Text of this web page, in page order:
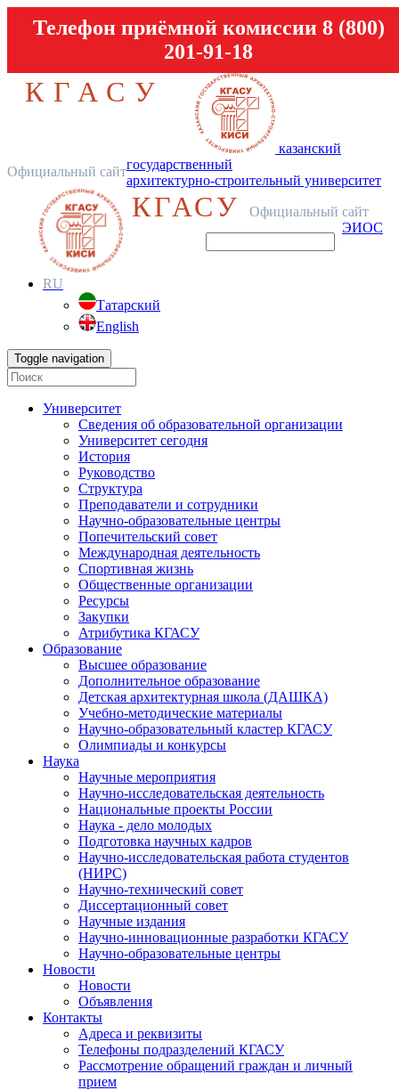
Телефон приёмной комиссии 8 (800)
201-91-18
КГАСУ
Официальный сайт
казанский
государственный
архитектурно-строительный университет
КГАСУ
Официальный сайт
ЭИОС
RU
Татарский
English
Toggle navigation
Университет
Сведения об образовательной организации
Университет сегодня
История
Руководство
Структура
Преподаватели и сотрудники
Научно-образовательные центры
Попечительский совет
Международная деятельность
Спортивная жизнь
Общественные организации
Ресурсы
Закупки
Атрибутика КГАСУ
Образование
Высшее образование
Дополнительное образование
Детская архитектурная школа (ДАШКА)
Учебно-методические материалы
Научно-образовательный кластер КГАСУ
Олимпиады и конкурсы
Наука
Научные мероприятия
Научно-исследовательская деятельность
Национальные проекты России
Наука - дело молодых
Подготовка научных кадров
Научно-исследовательская работа студентов
(НИРС)
Научно-технический совет
Диссертационный совет
Научные издания
Научно-инновационные разработки КГАСУ
Научно-образовательные центры
Новости
Новости
Объявления
Контакты
Адреса и реквизиты
Телефоны подразделений КГАСУ
Рассмотрение обращений граждан и личный
прием